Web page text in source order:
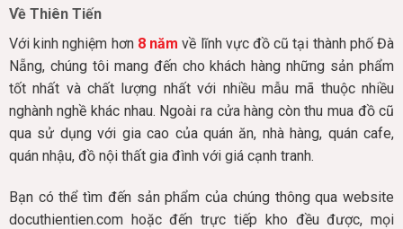
Về Thiên Tiến
Với kinh nghiệm hơn 8 năm về lĩnh vực đồ cũ tại thành phố Đà
Nẵng, chúng tôi mang đến cho khách hàng những sản phẩm
tốt nhất và chất lượng nhất với nhiều mẫu mã thuộc nhiều
nghành nghề khác nhau. Ngoài ra cửa hàng còn thu mua đồ cũ
qua sử dụng với gia cao của quán ăn, nhà hàng, quán cafe,
quán nhậu, đồ nội thất gia đình với giá cạnh tranh.
Bạn có thể tìm đến sản phẩm của chúng thông qua website
docuthientien.com hoặc đến trực tiếp kho đều được, mọi